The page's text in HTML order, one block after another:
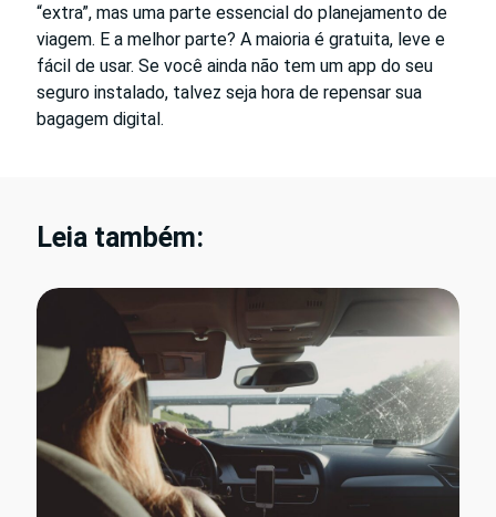
“extra”, mas uma parte essencial do planejamento de
viagem. E a melhor parte? A maioria é gratuita, leve e
fácil de usar. Se você ainda não tem um app do seu
seguro instalado, talvez seja hora de repensar sua
bagagem digital.
Leia também: